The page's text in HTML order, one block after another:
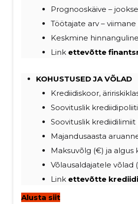
Prognooskäive –
Töötajate arv –
Keskmine
Link ettevõtte
KOHUSTUSED JA VÕLAD
Krediidiskoor,
Soovituslik
Soovituslik krediidilimiit
Majandusaasta
Maksuvõlg (€) ja algus
Võlausaldajatele võlad
Link ettevõtte
Alusta siit